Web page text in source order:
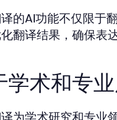
的AI功能不仅限于
翻译结果，确保表
学术和专